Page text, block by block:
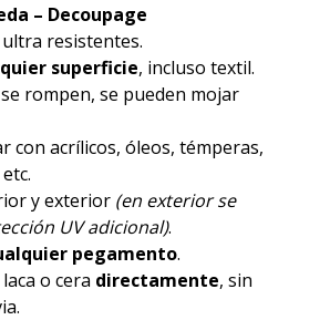
– Decoupage
ultra resistentes.
superficie, incluso textil.
rompen, se pueden mojar
con acrílicos, óleos, témperas,
y exterior (en exterior se
UV adicional).
pegamento.
o cera directamente, sin